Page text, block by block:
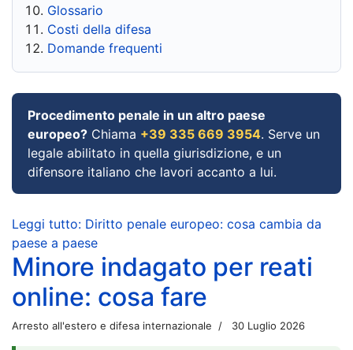
Glossario
Costi della difesa
Domande frequenti
Procedimento penale in un altro paese
europeo? Chiama +39 335 669 3954. Serve un
legale abilitato in quella giurisdizione, e un
difensore italiano che lavori accanto a lui.
Leggi tutto: Diritto penale europeo: cosa cambia da
paese a paese
Minore indagato per reati
online: cosa fare
Arresto all'estero e difesa internazionale 30 Luglio 2026